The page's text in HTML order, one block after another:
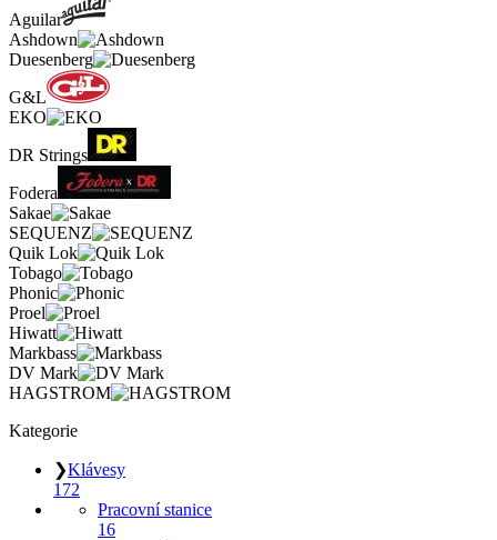
Aguilar
Ashdown
Duesenberg
G&L
EKO
DR Strings
Fodera
Sakae
SEQUENZ
Quik Lok
Tobago
Phonic
Proel
Hiwatt
Markbass
DV Mark
HAGSTROM
Kategorie
❯Klávesy
172
Pracovní stanice
16